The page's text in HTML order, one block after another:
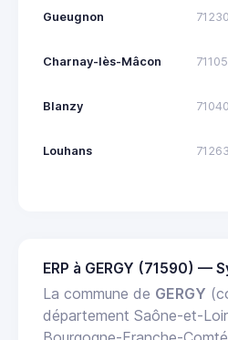
Gueugnon 71230
Charnay-lès-Mâcon 71105
Blanzy 71040
Louhans 71263
ERP à GERGY (71590) —
La commune de GERGY
département Saône-et-